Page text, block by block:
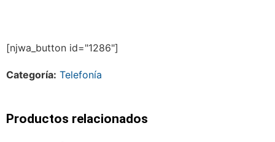
[njwa_button id="1286"]
Categoría: Telefonía
Productos relacionados